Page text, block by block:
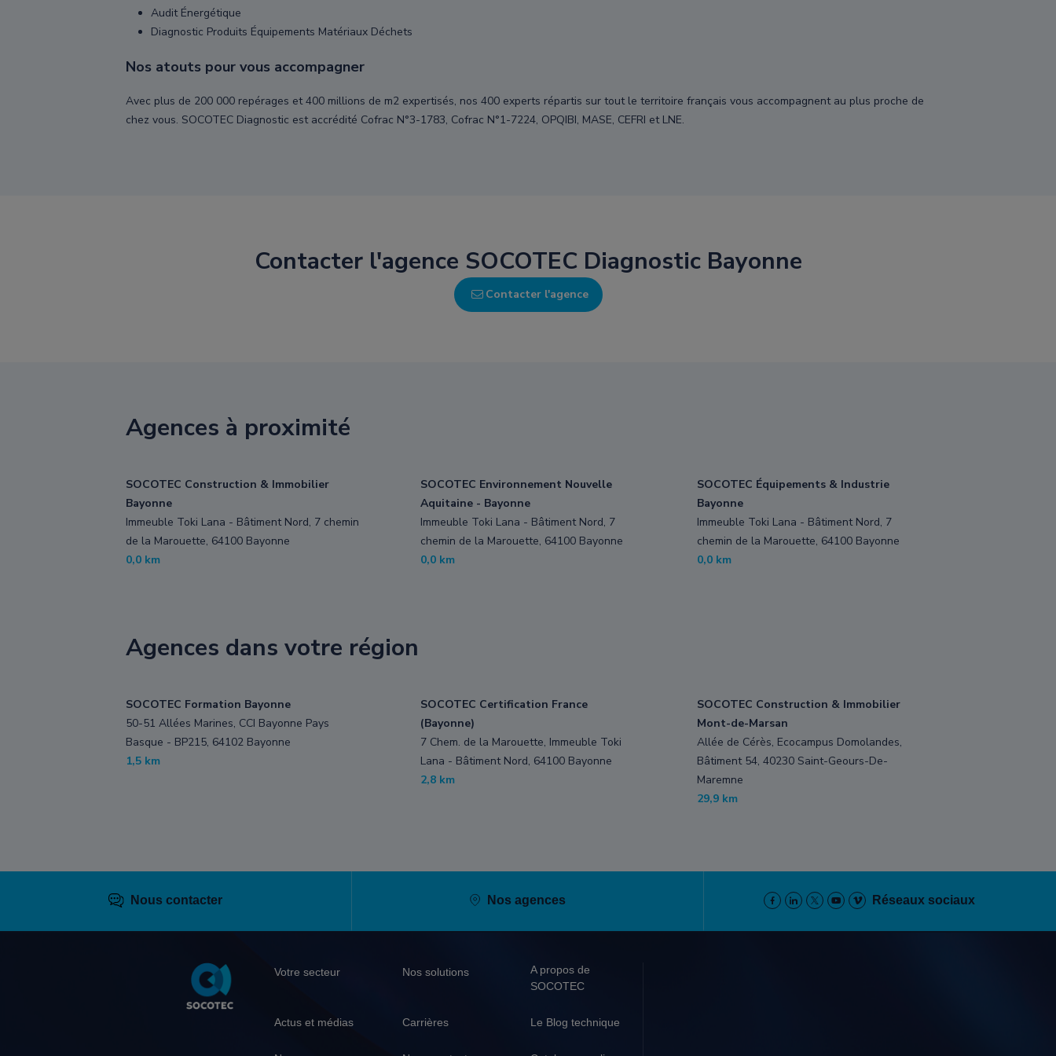
Audit Énergétique
Diagnostic Produits Équipements Matériaux Déchets
Nos atouts pour vous accompagner
Avec plus de 200 000 repérages et 400 millions de m2 expertisés, nos 400 experts répartis sur tout le territoire français vous accompagnent au plus proche de
chez vous. SOCOTEC Diagnostic est accrédité Cofrac N°3-1783, Cofrac N°1-7224, OPQIBI, MASE, CEFRI et LNE.
Contacter l'agence SOCOTEC Diagnostic Bayonne
Contacter l'agence
Agences à proximité
SOCOTEC Construction & Immobilier
Bayonne
Immeuble Toki Lana - Bâtiment Nord, 7 chemin
de la Marouette, 64100 Bayonne
0,0 km
SOCOTEC Environnement Nouvelle
Aquitaine - Bayonne
Immeuble Toki Lana - Bâtiment Nord, 7
chemin de la Marouette, 64100 Bayonne
0,0 km
SOCOTEC Équipements & Industrie
Bayonne
Immeuble Toki Lana - Bâtiment Nord, 7
chemin de la Marouette, 64100 Bayonne
0,0 km
Agences dans votre région
SOCOTEC Formation Bayonne
50-51 Allées Marines, CCI Bayonne Pays
Basque - BP215, 64102 Bayonne
1,5 km
SOCOTEC Certification France
(Bayonne)
7 Chem. de la Marouette, Immeuble Toki
Lana - Bâtiment Nord, 64100 Bayonne
2,8 km
SOCOTEC Construction & Immobilier
Mont-de-Marsan
Allée de Cérès, Ecocampus Domolandes,
Bâtiment 54, 40230 Saint-Geours-De-
Maremne
29,9 km
Nous contacter Nos agences Réseaux sociaux
Pied
de
page
Votre secteur Nos solutions
A propos de
SOCOTEC
Actus et médias Carrières Le Blog technique